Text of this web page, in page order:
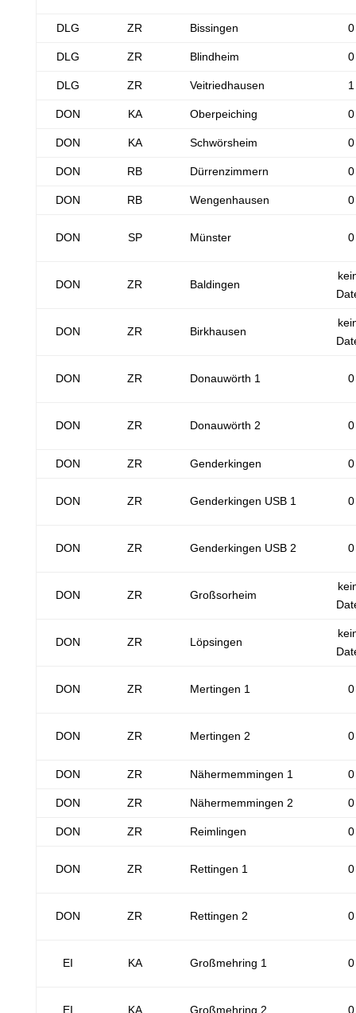
DLG ZR Bissingen 0
DLG ZR Blindheim 0
DLG ZR Veitriedhausen 1
DON KA Oberpeiching 0
DON KA Schwörsheim 0
DON RB Dürrenzimmern 0
DON RB Wengenhausen 0
DON SP Münster 0
DON ZR Baldingen
DON ZR Birkhausen
DON ZR Donauwörth 1 0
DON ZR Donauwörth 2 0
DON ZR Genderkingen 0
DON ZR Genderkingen USB 1 0
DON ZR Genderkingen USB 2 0
DON ZR Großsorheim
DON ZR Löpsingen
DON ZR Mertingen 1 0
DON ZR Mertingen 2 0
DON ZR Nähermemmingen 1 0
DON ZR Nähermemmingen 2 0
DON ZR Reimlingen 0
DON ZR Rettingen 1 0
DON ZR Rettingen 2 0
EI KA Großmehring 1 0
EI KA Großmehring 2 0